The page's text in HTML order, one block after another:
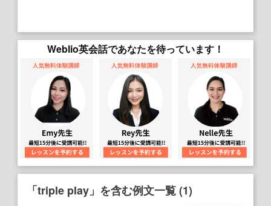
Weblio英会話であなたを待っています！
「triple play」を含む例文一覧 (1)